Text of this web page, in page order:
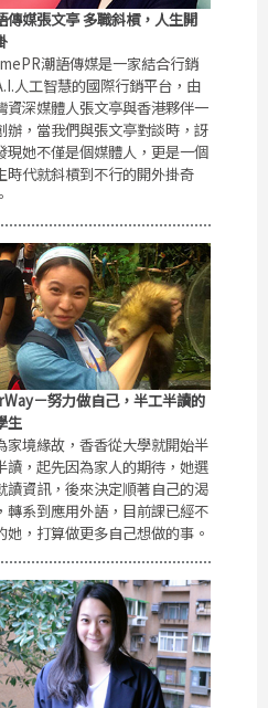
傳媒張文亭 多職斜槓，人生開
潮語傳媒是一家結合行銷
人工智慧的國際行銷平台，由
資深媒體人張文亭與香港夥伴一
辦，當我們與張文亭對談時，訝
現她不僅是個媒體人，更是一個
時代就斜槓到不行的開外掛奇
－努力做自己，半工半讀的
生
家境緣故，香香從大學就開始半
讀，起先因為家人的期待，她選
讀資訊，後來決定順著自己的渴
轉系到應用外語，目前課已經不
她，打算做更多自己想做的事。